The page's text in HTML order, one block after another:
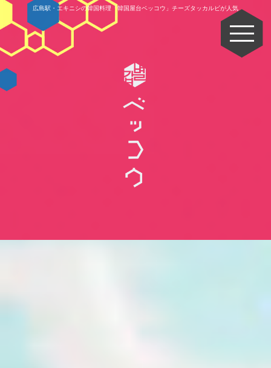
広島駅・エキニシの韓国料理「韓国屋台ベッコウ」チーズタッカルビが人気